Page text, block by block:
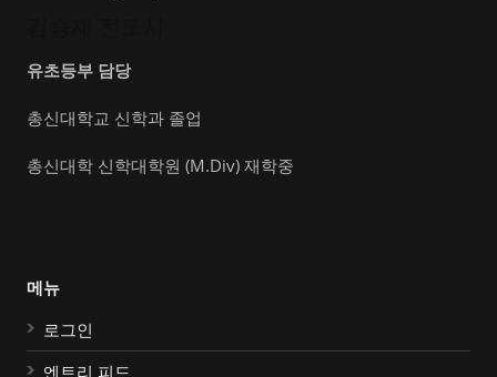
유초등부 담당
총신대학교 신학과 졸업
총신대학 신학대학원 (M.Div) 재학중
메뉴
로그인
엔트리 피드